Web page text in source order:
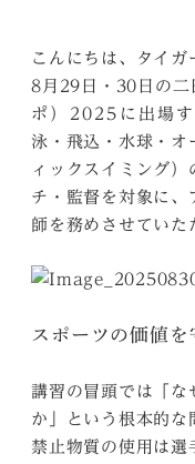
こんにちは、タイガ
8月29日・30日の二
ポ）2025に出場
泳・飛込・水球・
ィックスイミング
チ・監督を対象に、
師を務めさせていた
スポーツの価値を
講習の冒頭では「
か」という根本的な
禁止物質の使用は選